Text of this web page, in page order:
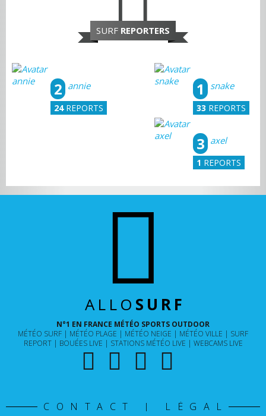
SURF REPORTERS
snake
1
33 REPORTS
annie
2
24REPORTS
axel
3
1 REPORTS
ALLO SURF
N°1 EN FRANCE MÉTÉO SPORTS OUTDOOR
MÉTÉO SURF
MÉTÉO PLAGE MÉTÉO NEIGE MÉTÉO VILLE
SURF
REPORT
BOUÉES LIVE STATIONS MÉTÉO LIVE WEBCAMS LIVE
CONTACT | LÉGAL